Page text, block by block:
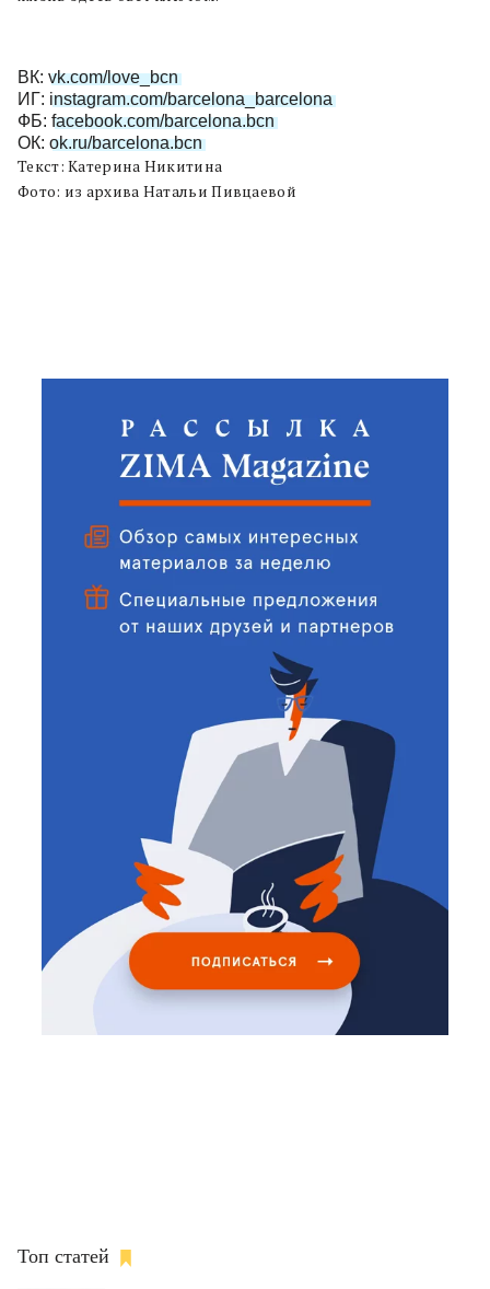
ВК: vk.com/love_bcn
ИГ: instagram.com/barcelona_barcelona
ФБ: facebook.com/barcelona.bcn
ОК: ok.ru/barcelona.bcn
Текст: Катерина Никитина
Фото: из архива Натальи Пивцаевой
Топ статей